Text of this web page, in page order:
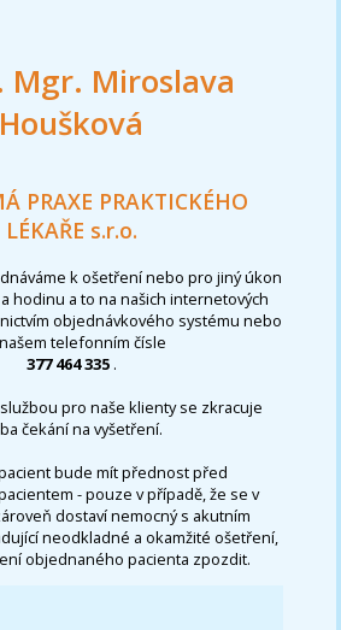
Mgr. Miroslava
Houšková
PRAXE PRAKTICKÉHO
LÉKAŘE s.r.o.
k ošetření nebo pro jiný úkon
hodinu a to na našich internetových
objednávkového systému nebo
telefonním čísle
377 464 335 .
pro naše klienty se zkracuje
čekání na vyšetření.
bude mít přednost před
- pouze v případě, že se v
dostaví nemocný s akutním
neodkladné a okamžité ošetření,
objednaného pacienta zpozdit.